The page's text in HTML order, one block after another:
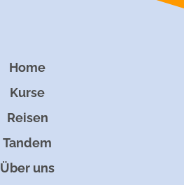
Home
Kurse
Reisen
Tandem
Über uns